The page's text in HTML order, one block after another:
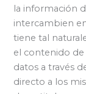
la información
intercambien
tiene tal
el contenido de
datos a través
directo a los